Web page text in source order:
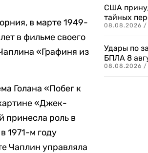
в марте 1949-
в фильме своего
«Графиня из
Голана «Побег к
«Джек-
принесла роль в
1971-м году
Чаплин управляла
США
тайных
08.08.2026 /
Удары по
БПЛА 8
08.08.2026 /